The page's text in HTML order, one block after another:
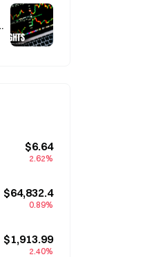
$6.64
2.62%
$64,832.4
0.89%
$1,913.99
2.40%